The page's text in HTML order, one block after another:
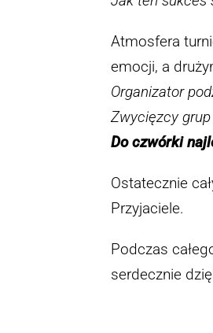
Atmosfera
emocji, a
Organizator
Zwycięzcy
Do czwórki
Ostatecznie
Przyjaciele.
Podczas
serdecznie